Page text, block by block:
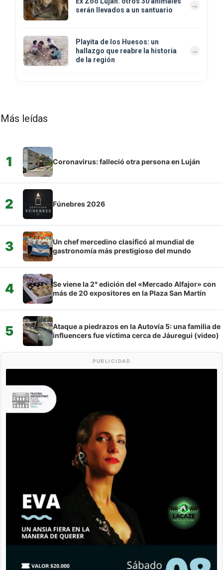
serán llevados a un santuario
Playita de los Huesos: un
hallazgo que reabre la historia
de la región
Más leídas
1 Coronavirus: falleció otra persona en Luján
2 Fúnebres 2026
3
Un chef mercedino clasificó al mundial de
gastronomía más prestigioso del mundo
4
Se viene la 2° edición del «Mercado Alfajor» con
más de 20 expositores en la Plaza San Martín
5
Ataque a piedrazos en la Autovía 5: una familia de
influencers fue víctima cerca de Jáuregui (video)
PUBLICIDAD